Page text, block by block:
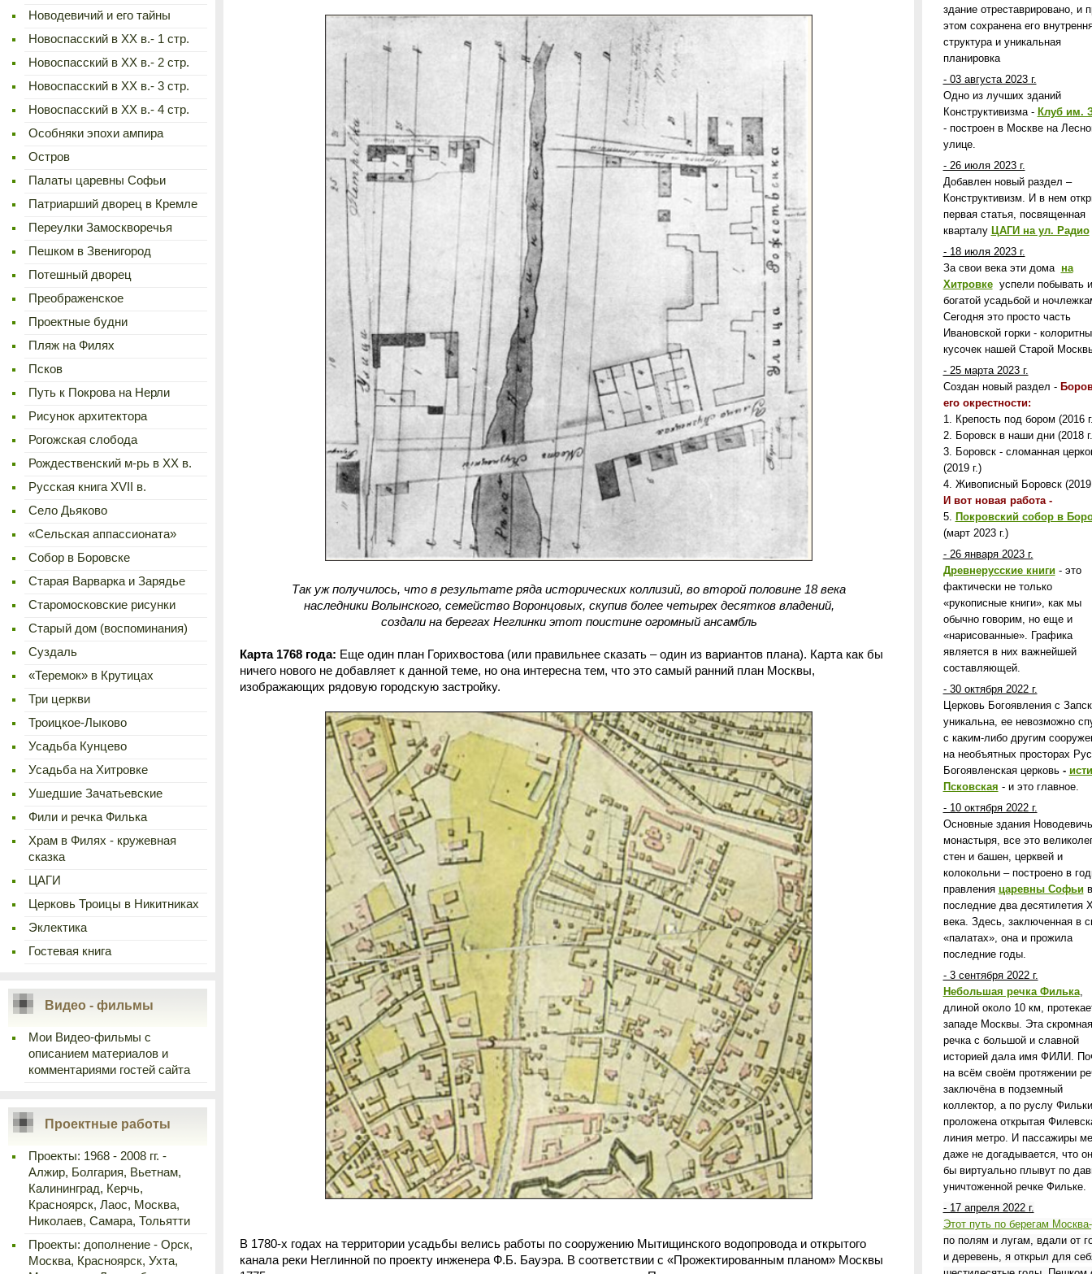
Новодевичий и его тайны
Новоспасский в XX в.- 1 стр.
Новоспасский в XX в.- 2 стр.
Новоспасский в XX в.- 3 стр.
Новоспасский в XX в.- 4 стр.
Особняки эпохи ампира
Остров
Палаты царевны Софьи
Патриарший дворец в Кремле
Переулки Замоскворечья
Пешком в Звенигород
Потешный дворец
Преображенское
Проектные будни
Пляж на Филях
Псков
Путь к Покрова на Нерли
Рисунок архитектора
Рогожская слобода
Рождественский м-рь в ХХ в.
Русская книга XVII в.
Село Дьяково
«Сельская аппассионата»
Cобор в Боровске
Старая Варварка и Зарядье
Старомосковские рисунки
Старый дом (воспоминания)
Суздаль
«Теремок» в Крутицах
Три церкви
Троицкое-Лыково
Усадьба Кунцево
Усадьба на Хитровке
Ушедшие Зачатьевские
Фили и речка Филька
Храм в Филях - кружевная
сказка
ЦАГИ
Церковь Троицы в Никитниках
Эклектика
Гостевая книга
Видео - фильмы
Мои Видео-фильмы с
описанием материалов и
комментариями гостей сайта
Проектные работы
Проекты: 1968 - 2008 гг. -
Алжир, Болгария, Вьетнам,
Калининград, Керчь,
Красноярск, Лаос, Москва,
Николаев, Самара, Тольятти
Проекты: дополнение - Орск,
Москва, Красноярск, Ухта,
Так уж получилось, что в результате ряда исторических коллизий, во второй половине 18 века
наследники Волынского, семейство Воронцовых, скупив более четырех десятков владений,
создали на берегах Неглинки этот поистине огромный ансамбль
Карта 1768 года: Еще один план Горихвостова (или правильнее сказать – один из вариантов плана). Карта как бы
ничего нового не добавляет к данной теме, но она интересна тем, что это самый ранний план Москвы,
изображающих рядовую городскую застройку.
В 1780-х годах на территории усадьбы велись работы по сооружению Мытищинского водопровода и открытого
канала реки Неглинной по проекту инженера Ф.Б. Бауэра. В соответствии с «Прожектированным планом» Москвы
здание отреставрировано, и
этом сохранена его
структура и уникальная
планировка
- 03 августа 2023 г.
Одно из лучших зданий
Конструктивизма - Клуб им.
- построен в Москве на
улице.
- 26 июля 2023 г.
Добавлен новый раздел –
Конструктивизм. И в нем
первая статья, посвященная
кварталу ЦАГИ на ул. Радио
- 18 июля 2023 г.
За свои века эти дома на
Хитровкеуспели побывать и
богатой усадьбой и
Сегодня это просто часть
Ивановской горки -
кусочек нашей Старой
- 25 марта 2023 г.
Создан новый раздел -
его окрестности:
1. Крепость под бором (2016
2. Боровск в наши дни (2018
3. Боровск - сломанная
(2019 г.)
4. Живописный Боровск (2019
И вот новая работа -
5. Покровский собор в
(март 2023 г.)
- 26 января 2023 г.
Древнерусские книги- это
фактически не только
«рукописные книги», как мы
обычно говорим, но еще и
«нарисованные». Графика
является в них важнейшей
составляющей.
- 30 октября 2022 г.
Церковь Богоявления с
уникальна, ее невозможно
с каким-либо другим
на необъятных просторах
Богоявленская церковь -
Псковская - и это главное.
- 10 октября 2022 г.
Основные здания
монастыря, все это
стен и башен, церквей и
колокольни – построено в
правления царевны Софьив
последние два десятилетия
века. Здесь, заключенная в
«палатах», она и прожила
последние годы.
- 3 сентября 2022 г.
Небольшая речка Филька,
длиной около 10 км,
западе Москвы. Эта скромная
речка с большой и славной
историей дала имя ФИЛИ.
на всём своём протяжении
заключёна в подземный
коллектор, а по руслу Фильки
проложена открытая
линия метро. И пассажиры
даже не догадывается, что
бы виртуально плывут по
уничтоженной речке Фильке.
- 17 апреля 2022 г.
Этот путь по берегам
по полям и лугам, вдали от
и деревень, я открыл для